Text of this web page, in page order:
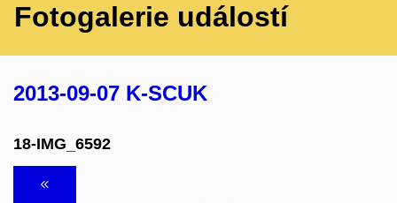
Fotogalerie událostí
2013-09-07 K-SCUK
18-IMG_6592